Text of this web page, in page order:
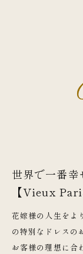
世界で一番幸
【Vieux
花嫁様の人生を
の特別なドレスの
お客様の理想に合